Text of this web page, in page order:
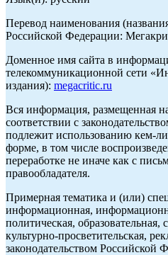
Перевод наименования
Российской Федерации:
Доменное имя сайта в
телекоммуникационной сети
издания): megacritic.ru
Вся информация, размещенная
соответствии с
подлежит использованию кем-
форме, в том числе
переработке не иначе как с
правообладателя.
Примерная тематика и (или)
информационная,
политическая, образовательная,
культурно-просветительская,
законодательством Российской